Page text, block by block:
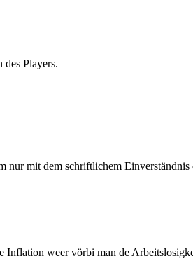
des Players.
nur mit dem schriftlichem Einverständnis
Inflation weer vörbi man de